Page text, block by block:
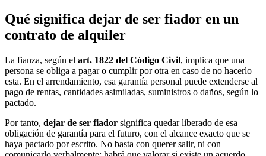
Qué significa dejar de ser fiador en un
contrato de alquiler
La fianza, según el art. 1822 del Código Civil, implica que una
persona se obliga a pagar o cumplir por otra en caso de no hacerlo
esta. En el arrendamiento, esa garantía personal puede extenderse al
pago de rentas, cantidades asimiladas, suministros o daños, según lo
pactado.
Por tanto, dejar de ser fiador significa quedar liberado de esa
obligación de garantía para el futuro, con el alcance exacto que se
haya pactado por escrito. No basta con querer salir, ni con